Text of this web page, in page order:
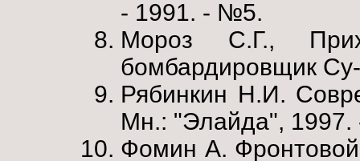
- 1991. - №5.
Мороз С.Г.,
бомбардировщик
Рябинкин Н.И.
Мн.: "Элайда", 1997.
Фомин А.